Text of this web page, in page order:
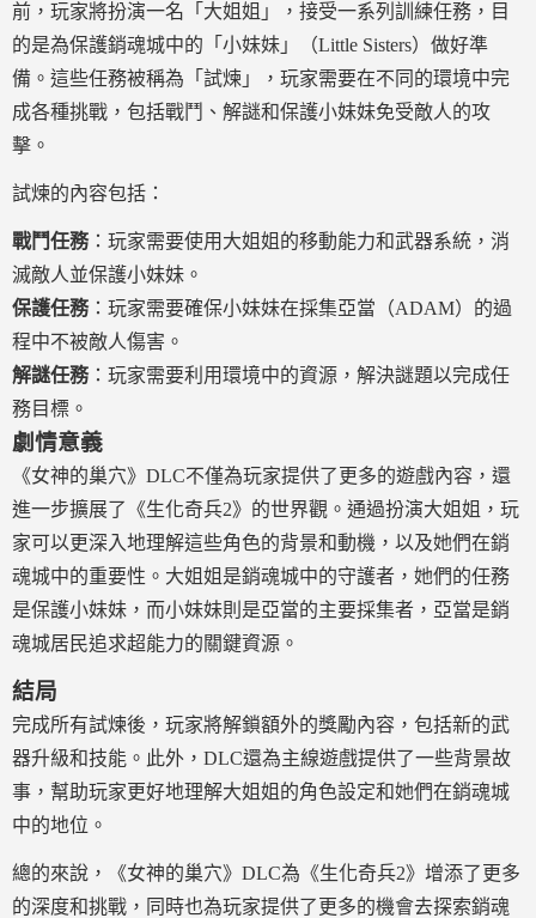
前，玩家將扮演一名「大姐姐」，接受一系列訓練任務，目
的是為保護銷魂城中的「小妹妹」（Little Sisters）做好準
備。這些任務被稱為「試煉」，玩家需要在不同的環境中完
成各種挑戰，包括戰鬥、解謎和保護小妹妹免受敵人的攻
擊。
試煉的內容包括：
戰鬥任務：玩家需要使用大姐姐的移動能力和武器系統，消
滅敵人並保護小妹妹。
保護任務：玩家需要確保小妹妹在採集亞當（ADAM）的過
程中不被敵人傷害。
解謎任務：玩家需要利用環境中的資源，解決謎題以完成任
務目標。
劇情意義
《女神的巢穴》DLC不僅為玩家提供了更多的遊戲內容，還
進一步擴展了《生化奇兵2》的世界觀。通過扮演大姐姐，玩
家可以更深入地理解這些角色的背景和動機，以及她們在銷
魂城中的重要性。大姐姐是銷魂城中的守護者，她們的任務
是保護小妹妹，而小妹妹則是亞當的主要採集者，亞當是銷
魂城居民追求超能力的關鍵資源。
結局
完成所有試煉後，玩家將解鎖額外的獎勵內容，包括新的武
器升級和技能。此外，DLC還為主線遊戲提供了一些背景故
事，幫助玩家更好地理解大姐姐的角色設定和她們在銷魂城
中的地位。
總的來說，《女神的巢穴》DLC為《生化奇兵2》增添了更多
的深度和挑戰，同時也為玩家提供了更多的機會去探索銷魂